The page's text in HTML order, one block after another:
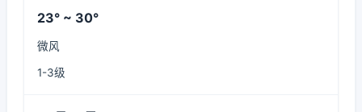
23° ~ 30°
微风
1-3级